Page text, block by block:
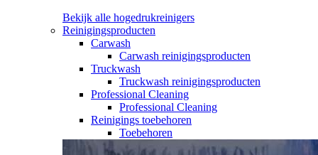
Bekijk alle hogedrukreinigers
Reinigingsproducten
Carwash
Carwash reinigingsproducten
Truckwash
Truckwash reinigingsproducten
Professional Cleaning
Professional Cleaning
Reinigings toebehoren
Toebehoren